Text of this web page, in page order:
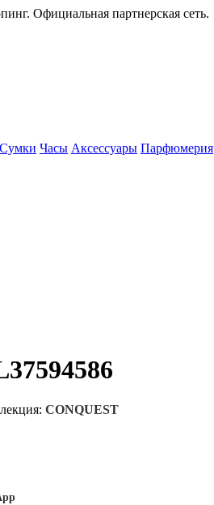
Официальная партнерская сеть.
Сумки Часы Аксессуары Парфюмерия
CONQUEST